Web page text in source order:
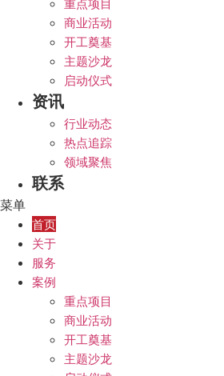
重点项目
商业活动
开工奠基
主题沙龙
启动仪式
资讯
行业动态
热点追踪
领域聚焦
联系
菜单
首页
关于
服务
案例
重点项目
商业活动
开工奠基
主题沙龙